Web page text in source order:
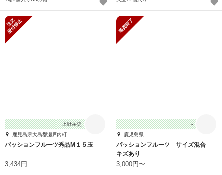
上野岳史
鹿児島県大島郡瀬戸内町
パッションフルーツ秀品M１５玉
3,434円
-
鹿児島県-
パッションフルーツ サイズ混合
キズあり
3,000円〜